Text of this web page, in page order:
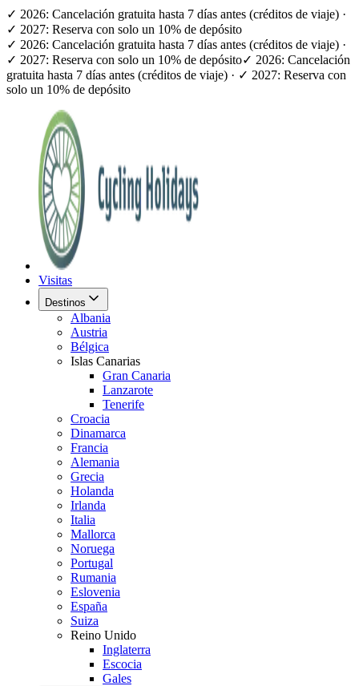
✓ 2026: Cancelación gratuita hasta 7 días antes (créditos de viaje) ·
✓ 2027: Reserva con solo un 10% de depósito
✓ 2026: Cancelación gratuita hasta 7 días antes (créditos de viaje) ·
✓ 2027: Reserva con solo un 10% de depósito✓ 2026: Cancelación
gratuita hasta 7 días antes (créditos de viaje) · ✓ 2027: Reserva con
solo un 10% de depósito
Visitas
Destinos
Albania
Austria
Bélgica
Islas Canarias
Gran Canaria
Lanzarote
Tenerife
Croacia
Dinamarca
Francia
Alemania
Grecia
Holanda
Irlanda
Italia
Mallorca
Noruega
Portugal
Rumania
Eslovenia
España
Suiza
Reino Unido
Inglaterra
Escocia
Gales